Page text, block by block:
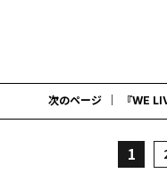
次のページ 『WE
1